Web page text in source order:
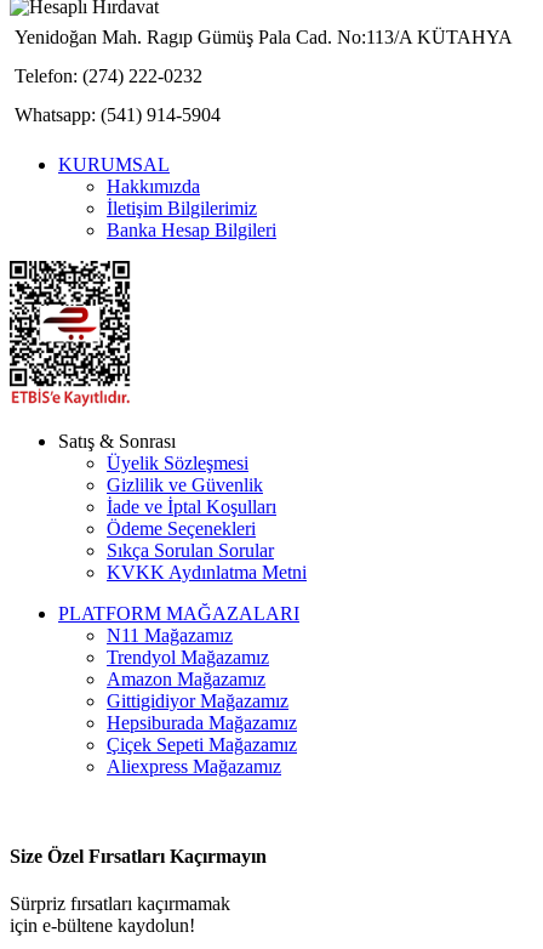
Yenidoğan Mah. Ragıp Gümüş Pala Cad. No:113/A KÜTAHYA
Telefon: (274) 222-0232
Whatsapp: (541) 914-5904
KURUMSAL
Hakkımızda
İletişim Bilgilerimiz
Banka Hesap Bilgileri
Satış & Sonrası
Üyelik Sözleşmesi
Gizlilik ve Güvenlik
İade ve İptal Koşulları
Ödeme Seçenekleri
Sıkça Sorulan Sorular
KVKK Aydınlatma Metni
PLATFORM MAĞAZALARI
N11 Mağazamız
Trendyol Mağazamız
Amazon Mağazamız
Gittigidiyor Mağazamız
Hepsiburada Mağazamız
Çiçek Sepeti Mağazamız
Aliexpress Mağazamız
Size Özel Fırsatları Kaçırmayın
Sürpriz fırsatları kaçırmamak
için e-bültene kaydolun!